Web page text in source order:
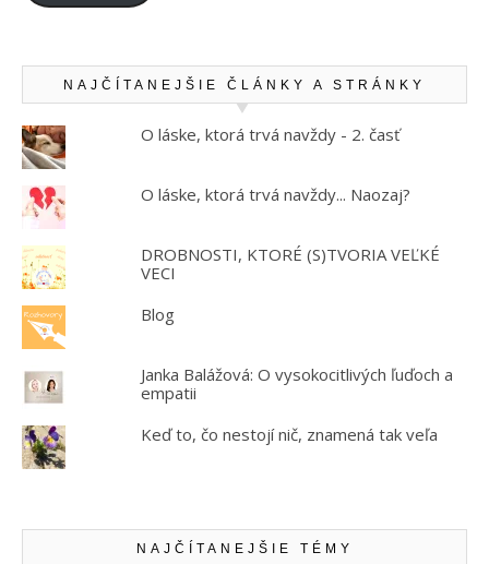
NAJČÍTANEJŠIE ČLÁNKY A STRÁNKY
O láske, ktorá trvá navždy - 2. časť
O láske, ktorá trvá navždy... Naozaj?
DROBNOSTI, KTORÉ (S)TVORIA VEĽKÉ
VECI
Blog
Janka Balážová: O vysokocitlivých ľuďoch a
empatii
Keď to, čo nestojí nič, znamená tak veľa
NAJČÍTANEJŠIE TÉMY